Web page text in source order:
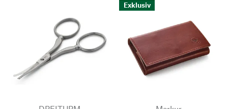
Exklusiv